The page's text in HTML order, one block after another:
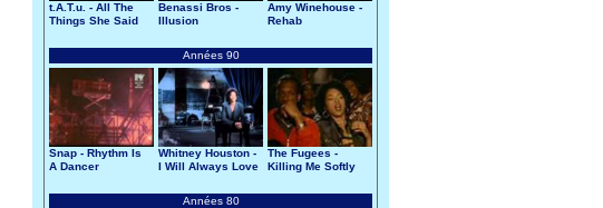
t.A.T.u. - All The
Things She Said
Benassi Bros -
Illusion
Amy Winehouse -
Rehab
Années 90
Snap - Rhythm Is
A Dancer
Whitney Houston -
I Will Always Love
The Fugees -
Killing Me Softly
Années 80